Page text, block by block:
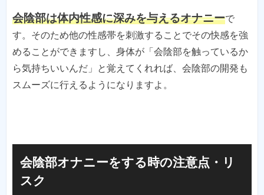
会陰部は体内性感に深みを与えるオナニーで
す。そのため他の性感帯を刺激することでその快感を強
めることができますし、身体が「会陰部を触っているか
ら気持ちいいんだ」と覚えてくれれば、会陰部の開発も
スムーズに行えるようになりますよ。
会陰部オナニーをする時の注意点・リ
スク